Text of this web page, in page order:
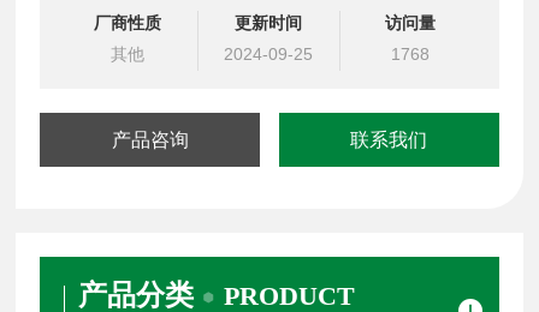
厂商性质
其他
更新时间
2024-09-25
访问量
1768
产品咨询 联系我们
产品分类 PRODUCT